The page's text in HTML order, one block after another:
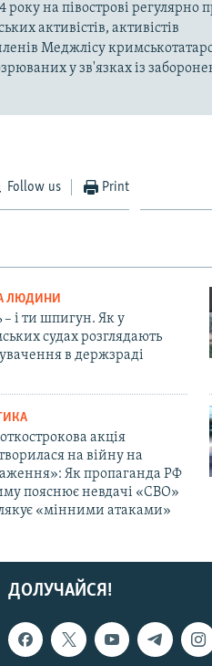
року на півострові регулярно
активістів, активістів
Меджлісу
у зв'язках із
Follow us Print
ЛЮДИНИ
і ти шпигун. Як у
судах розглядають
в держзраді
акція
на війну на
Як пропаганда РФ
пояснює невдачі «СВО»
«мінними атаками»
ДОЛУЧАЙСЯ!